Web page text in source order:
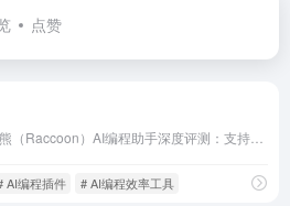
点赞
AI编程插件 # AI编程效率工具